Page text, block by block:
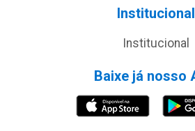
Institucional
Institucional
Baixe já nosso